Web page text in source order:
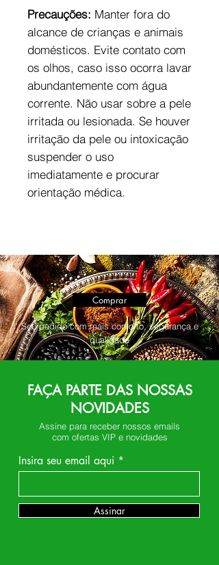
Precauções: Manter fora do
alcance de crianças e animais
domésticos. Evite contato com
os olhos, caso isso ocorra lavar
abundantemente com água
corrente. Não usar sobre a pele
irritada ou lesionada. Se houver
irritação da pele ou intoxicação
suspender o uso
imediatamente e procurar
orientação médica.
Comprar
Seu pedido com mais conforto, segurança e
qualidade
FAÇA PARTE DAS NOSSAS
NOVIDADES
Assine para receber nossos emails
com ofertas VIP e novidades
Insira seu email aqui
Assinar